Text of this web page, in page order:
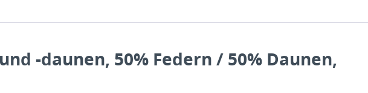
-daunen, 50% Federn / 50% Daunen,